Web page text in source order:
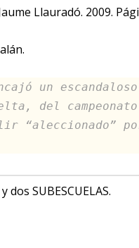
Llauradó. 2009.
un
del campeonato
“aleccionado”
dos SUBESCUELAS.